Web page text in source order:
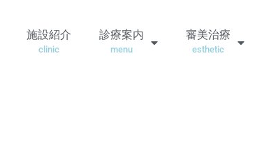
施設紹介
clinic
診療案内
menu
審美治療
esthetic